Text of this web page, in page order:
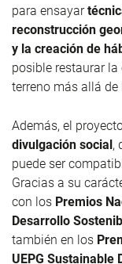
para ensayar
reconstrucción
y la creación de
posible restaurar
terreno más allá
Además, el
divulgación social,
puede ser
Gracias a su
con los Premios
Desarrollo
también en los
UEPG Sustainable